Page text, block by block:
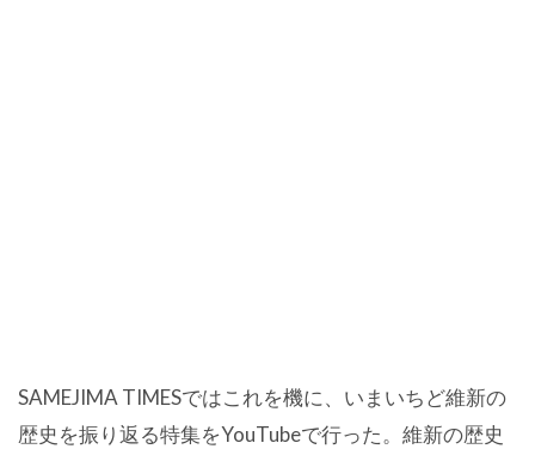
SAMEJIMA TIMESではこれを機に、いまいちど維新の
歴史を振り返る特集をYouTubeで行った。維新の歴史